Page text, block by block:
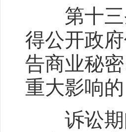
第十三
得公开政
告商业秘
重大影响
诉讼期